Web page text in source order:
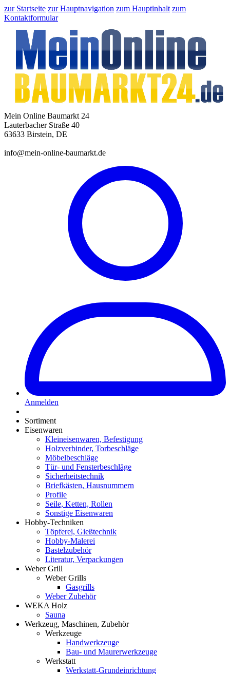
zur Startseite zur Hauptnavigation zum Hauptinhalt zum
Kontaktformular
Mein Online Baumarkt 24
Lauterbacher Straße 40
63633 Birstein, DE
info@mein-online-baumarkt.de
Anmelden
Sortiment
Eisenwaren
Kleineisenwaren, Befestigung
Holzverbinder, Torbeschläge
Möbelbeschläge
Tür- und Fensterbeschläge
Sicherheitstechnik
Briefkästen, Hausnummern
Profile
Seile, Ketten, Rollen
Sonstige Eisenwaren
Hobby-Techniken
Töpferei, Gießtechnik
Hobby-Malerei
Bastelzubehör
Literatur, Verpackungen
Weber Grill
Weber Grills
Gasgrills
Weber Zubehör
WEKA Holz
Sauna
Werkzeug, Maschinen, Zubehör
Werkzeuge
Handwerkzeuge
Bau- und Maurerwerkzeuge
Werkstatt
Werkstatt-Grundeinrichtung